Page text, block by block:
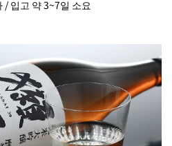
입고 약 3~7일 소요